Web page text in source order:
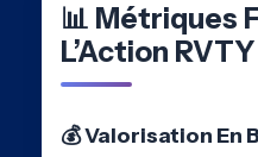
📊 Métriques
L’Action RVTY
💰 Valorisation En